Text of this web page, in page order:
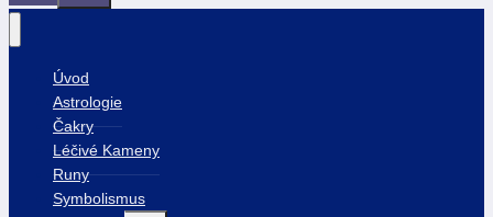
Úvod
Astrologie
Čakry
Léčivé Kameny
Runy
Symbolismus